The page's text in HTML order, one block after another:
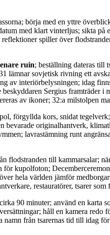
börja med en yttre
med klart vinterljus; sikta på
spiller över
ruin; beställning dateras till
lämnar sovjetisk rivning ett
av interiörbelysningen; idag
Sergius framträder i
av ikoner; 32:a milstolpen
förgyllda kors, snidat
bevarade originalhantverk,
lavrastämning runt
flodstranden till kammarsalar;
kupolfoton;
hela världen jämför
restauratörer, tsarer som
90 minuter; använd en karta
håll en kamera redo
namn från tsarernas tid till idag